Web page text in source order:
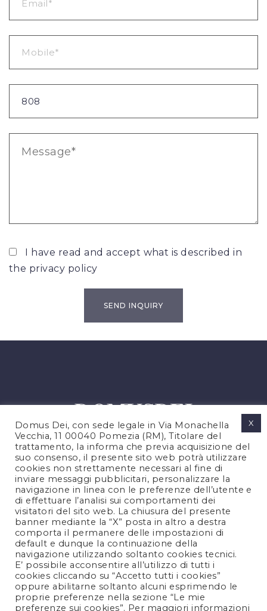
I have read and accept what is described in
the privacy policy
PRIVACY POLICY
COOKIES POLICY
LEGAL NOTES
CONTACTS
FOLLOW US
Domus Dei, con sede legale in Via Monachella
Vecchia, 11 00040 Pomezia (RM), Titolare del
trattamento, la informa che previa acquisizione del
suo consenso, il presente sito web potrà utilizzare
cookies non strettamente necessari al fine di
inviare messaggi pubblicitari, personalizzare la
navigazione in linea con le preferenze dell’utente e
di effettuare l’analisi sui comportamenti dei
visitatori del sito web. La chiusura del presente
banner mediante la “X” posta in altro a destra
comporta il permanere delle impostazioni di
default e dunque la continuazione della
navigazione utilizzando soltanto cookies tecnici.
E’ possibile acconsentire all’utilizzo di tutti i
cookies cliccando su “Accetto tutti i cookies”
oppure abilitarne soltanto alcuni esprimendo le
proprie preferenze nella sezione “Le mie
preferenze sui cookies”. Per maggiori informazioni
X